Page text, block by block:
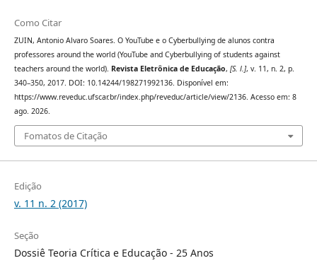
Como Citar
ZUIN, Antonio Alvaro Soares. O YouTube e o Cyberbullying de alunos contra
professores around the world (YouTube and Cyberbullying of students against
teachers around the world). Revista Eletrônica de Educação, [S. l.], v. 11, n. 2, p.
340–350, 2017. DOI: 10.14244/198271992136. Disponível em:
https://www.reveduc.ufscar.br/index.php/reveduc/article/view/2136. Acesso em: 8
ago. 2026.
Fomatos de Citação
Edição
v. 11 n. 2 (2017)
Seção
Dossiê Teoria Crítica e Educação - 25 Anos